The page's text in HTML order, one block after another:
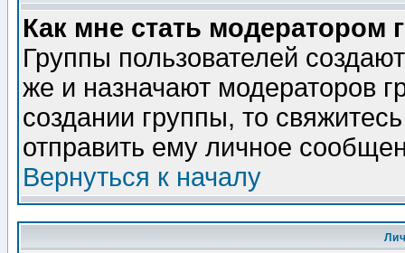
Как мне стать модератором
Группы пользователей
же и назначают модераторов
создании группы, то
отправить ему личное
Вернуться к началу